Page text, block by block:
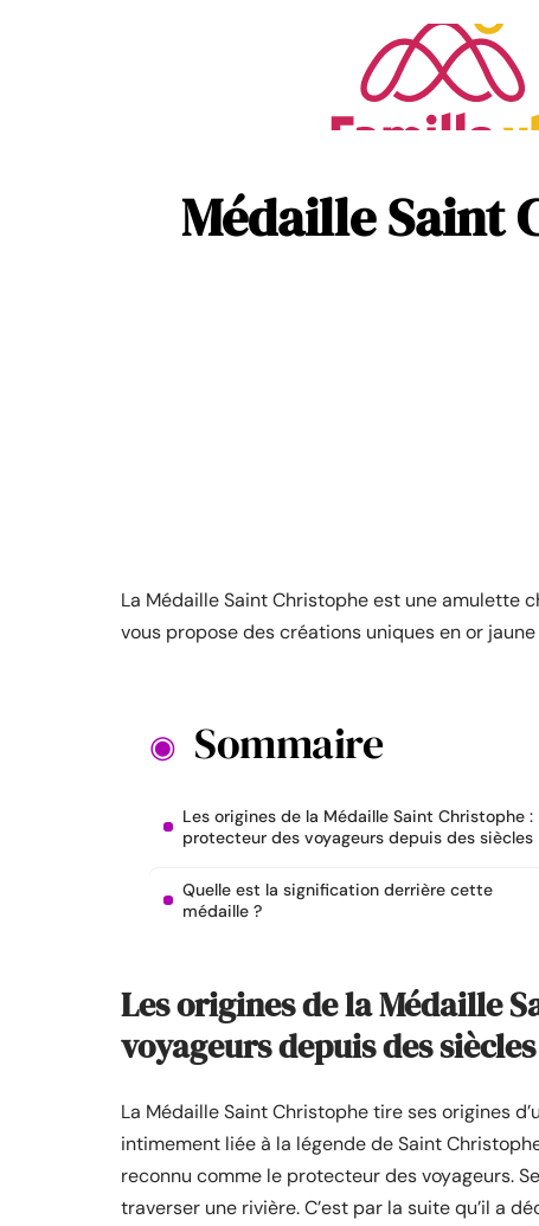
Médaille Saint
La Médaille Saint Christophe est une amulette
vous propose des créations uniques en or
Sommaire
Les origines de la Médaille Saint Christophe :
protecteur des voyageurs depuis des siècles
Quelle est la signification derrière cette
médaille ?
Les origines de la Médaille
voyageurs depuis des siècles
La Médaille Saint Christophe tire ses origines
intimement liée à la légende de Saint
reconnu comme le protecteur des voyageurs.
traverser une rivière. C’est par la suite qu’il a